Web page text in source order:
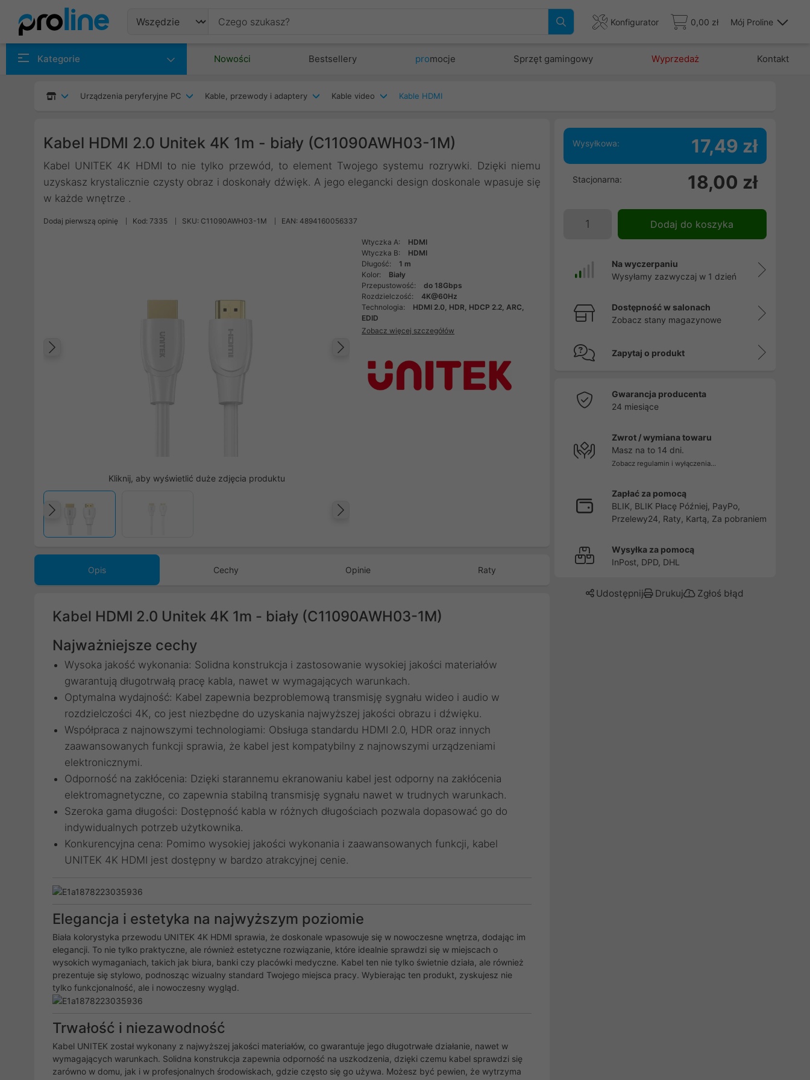
Konfigurator 0,00 zł Mój Proline
Kategorie Nowości Bestsellery promocje Sprzęt gamingowy Wyprzedaż Kontakt
Urządzenia peryferyjne PC Kable, przewody i adaptery Kable video Kable HDMI
Kabel HDMI 2.0 Unitek 4K 1m - biały (C11090AWH03-1M)
Kabel UNITEK 4K HDMI to nie tylko przewód, to element Twojego systemu rozrywki. Dzięki niemu
uzyskasz krystalicznie czysty obraz i doskonały dźwięk. A jego elegancki design doskonale wpasuje się
w każde wnętrze .
Dodaj pierwszą opinię Kod: 7335 SKU: C11090AWH03-1M EAN: 4894160056337
Następny
Kliknij, aby wyświetlić duże zdjęcia produktu
Poprzedni
Wtyczka A:
HDMI
Wtyczka B:
HDMI
Długość:
1 m
Kolor:
Biały
Przepustowość:
do 18Gbps
Rozdzielczość:
4K@60Hz
Technologia:
HDMI 2.0, HDR, HDCP 2.2, ARC,
EDID
Zobacz więcej szczegółów
Opis Cechy Opinie Raty
Kabel HDMI 2.0 Unitek 4K 1m - biały (C11090AWH03-1M)
Najważniejsze cechy
Wysoka jakość wykonania: Solidna konstrukcja i zastosowanie wysokiej jakości materiałów
gwarantują długotrwałą pracę kabla, nawet w wymagających warunkach.
Optymalna wydajność: Kabel zapewnia bezproblemową transmisję sygnału wideo i audio w
rozdzielczości 4K, co jest niezbędne do uzyskania najwyższej jakości obrazu i dźwięku.
Współpraca z najnowszymi technologiami: Obsługa standardu HDMI 2.0, HDR oraz innych
zaawansowanych funkcji sprawia, że kabel jest kompatybilny z najnowszymi urządzeniami
elektronicznymi.
Odporność na zakłócenia: Dzięki starannemu ekranowaniu kabel jest odporny na zakłócenia
elektromagnetyczne, co zapewnia stabilną transmisję sygnału nawet w trudnych warunkach.
Szeroka gama długości: Dostępność kabla w różnych długościach pozwala dopasować go do
indywidualnych potrzeb użytkownika.
Konkurencyjna cena: Pomimo wysokiej jakości wykonania i zaawansowanych funkcji, kabel
UNITEK 4K HDMI jest dostępny w bardzo atrakcyjnej cenie.
Elegancja i estetyka na najwyższym poziomie
Biała kolorystyka przewodu UNITEK 4K HDMI sprawia, że doskonale wpasowuje się w nowoczesne wnętrza, dodając im
elegancji. To nie tylko praktyczne, ale również estetyczne rozwiązanie, które idealnie sprawdzi się w miejscach o
wysokich wymaganiach, takich jak biura, banki czy placówki medyczne. Kabel ten nie tylko świetnie działa, ale również
prezentuje się stylowo, podnosząc wizualny standard Twojego miejsca pracy. Wybierając ten produkt, zyskujesz nie
tylko funkcjonalność, ale i nowoczesny wygląd.
Trwałość i niezawodność
Kabel UNITEK został wykonany z najwyższej jakości materiałów, co gwarantuje jego długotrwałe działanie, nawet w
wymagających warunkach. Solidna konstrukcja zapewnia odporność na uszkodzenia, dzięki czemu kabel sprawdzi się
zarówno w domu, jak i w profesjonalnych środowiskach, gdzie często się go używa. Możesz być pewien, że wytrzyma
Wysyłkowa: 17,49 zł
Stacjonarna: 18,00 zł
Dodaj do koszyka
Na wyczerpaniu
Wysyłamy zazwyczaj w 1 dzień
Dostępność w salonach
Zobacz stany magazynowe
Zapytaj o produkt
Gwarancja producenta
24 miesiące
Zwrot / wymiana towaru
Masz na to 14 dni.
Zobacz regulamin i wyłączenia...
Zapłać za pomocą
BLIK, BLIK Płacę Później, PayPo,
Przelewy24, Raty, Kartą, Za pobraniem
Wysyłka za pomocą
InPost, DPD, DHL
Udostępnij Drukuj Zgłoś błąd